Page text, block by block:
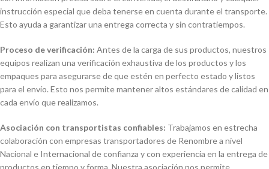
instrucción especial que deba tenerse en cuenta durante el transporte.
Esto ayuda a garantizar una entrega correcta y sin contratiempos.
Proceso de verificación: Antes de la carga de sus productos, nuestros
equipos realizan una verificación exhaustiva de los productos y los
empaques para asegurarse de que estén en perfecto estado y listos
para el envío. Esto nos permite mantener altos estándares de calidad en
cada envío que realizamos.
Asociación con transportistas confiables: Trabajamos en estrecha
colaboración con empresas transportadores de Renombre a nivel
Nacional e Internacional de confianza y con experiencia en la entrega de